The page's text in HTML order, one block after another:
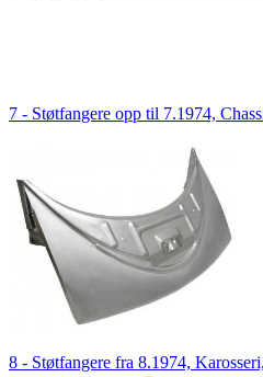
7 - Støtfangere opp til 7.1974,
8 - Støtfangere fra 8.1974,